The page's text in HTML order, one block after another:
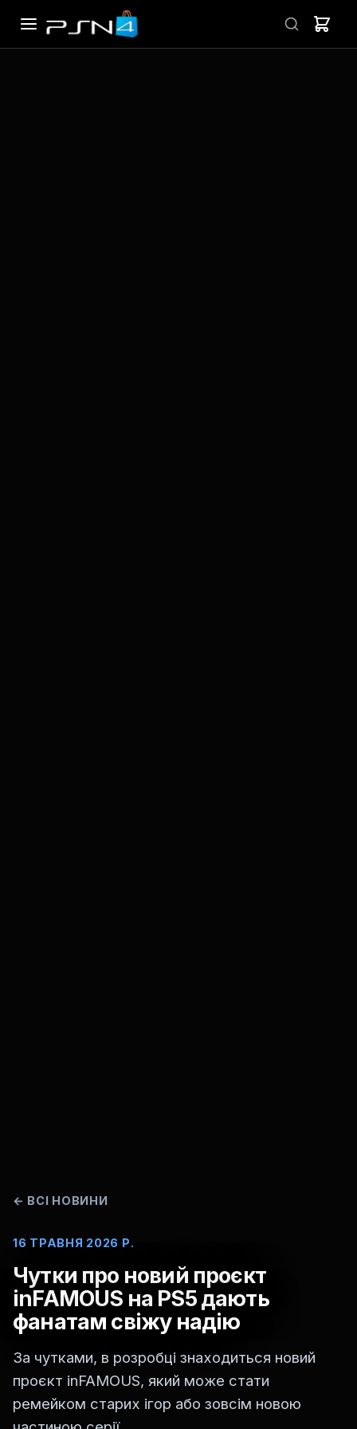
← ВСІ НОВИНИ
16 ТРАВНЯ 2026 Р.
Чутки про новий проєкт
inFAMOUS на PS5 дають
фанатам свіжу надію
За чутками, в розробці знаходиться новий
проєкт inFAMOUS, який може стати
ремейком старих ігор або зовсім новою